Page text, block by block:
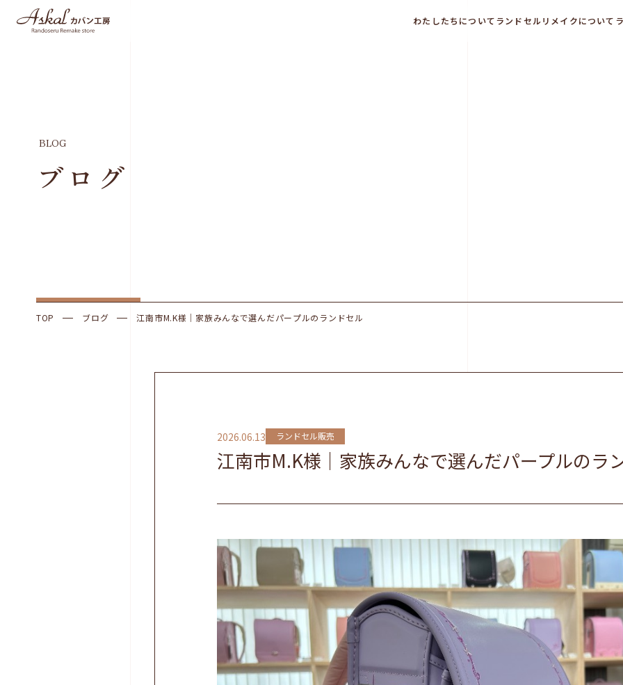
わたしたちについてランドセルリメイクについて
BLOG
ブログ
TOP ブログ 江南市M.K様｜家族みんなで選んだパープルのランドセル
2026.06.13 ランドセル販売
江南市M.K様｜家族みんなで選んだパープルのラ